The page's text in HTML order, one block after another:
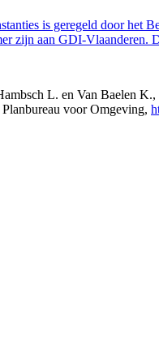
is geregeld door het
zijn aan GDI-Vlaanderen.
L. en Van Baelen
voor Omgeving,